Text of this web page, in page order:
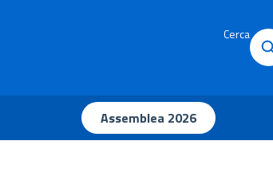
Cerca
Assemblea 2026